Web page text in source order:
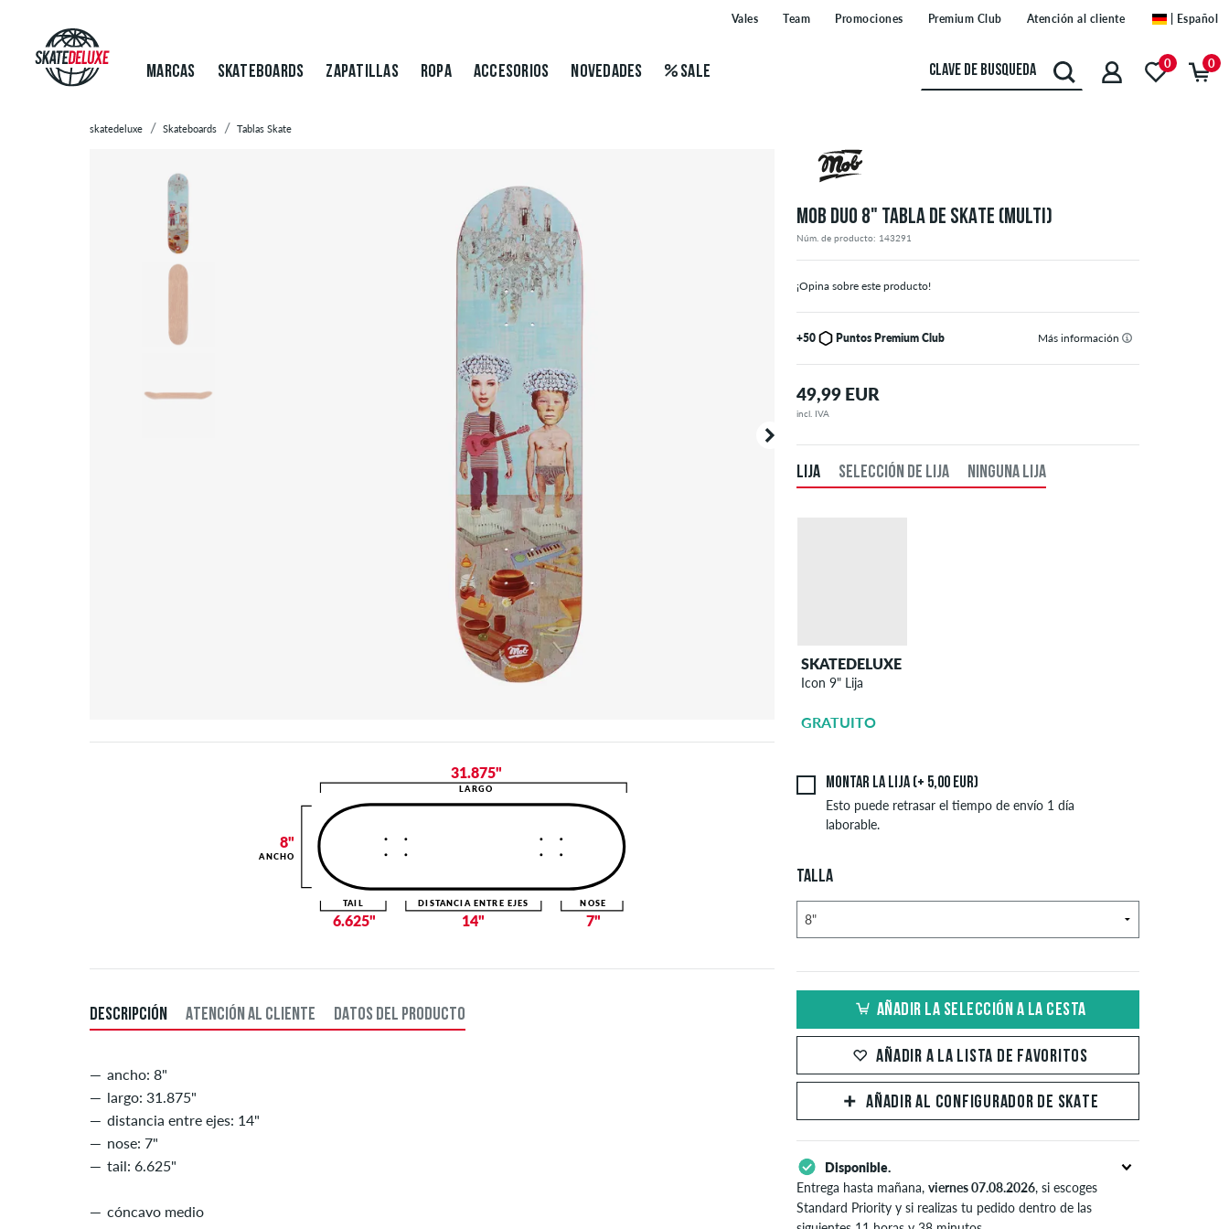
Vales Team Promociones Premium Club Atención al cliente | Español
MARCAS SKATEBOARDS ZAPATILLAS ROPA ACCESORIOS NOVEDADES SALE 0 0
skatedeluxe Skateboards Tablas Skate
MOB DUO 8" TABLA DE SKATE (MULTI)
Núm. de producto: 143291
¡Opina sobre este producto!
+50 Puntos Premium Club Más información
49,99 EUR
incl. IVA
TALLA
LIJA SELECCIÓN DE LIJA NINGUNA LIJA
SKATEDELUXE
Icon 9" Lija
GRATUITO
Montar la lija (+ 5,00 EUR)
Esto puede retrasar el tiempo de envío 1 día
laborable.
AÑADIR LA SELECCIÓN A LA CESTA
AÑADIR A LA LISTA DE FAVORITOS
AÑADIR AL CONFIGURADOR DE SKATE
Disponible.
Entrega hasta mañana,viernes 07.08.2026, si escoges
Standard Priority y si realizas tu pedido dentro de las
DESCRIPCIÓN ATENCIÓN AL CLIENTE DATOS DEL PRODUCTO
ancho: 8"
largo: 31.875"
distancia entre ejes: 14"
nose: 7"
tail: 6.625"
cóncavo medio
31.875"
LARGO
14"
DISTANCIA ENTRE EJES
7"
NOSE
6.625"
TAIL
8"
ANCHO